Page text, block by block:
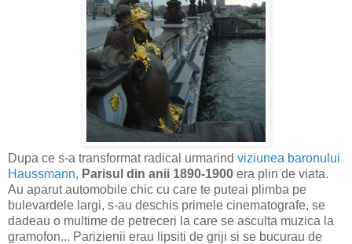
Dupa ce s-a transformat radical urmarind viziunea baronului
Haussmann, Parisul din anii 1890-1900 era plin de viata.
Au aparut automobile chic cu care te puteai plimba pe
bulevardele largi, s-au deschis primele cinematografe, se
dadeau o multime de petreceri la care se asculta muzica la
gramofon... Parizienii erau lipsiti de griji si se bucurau de